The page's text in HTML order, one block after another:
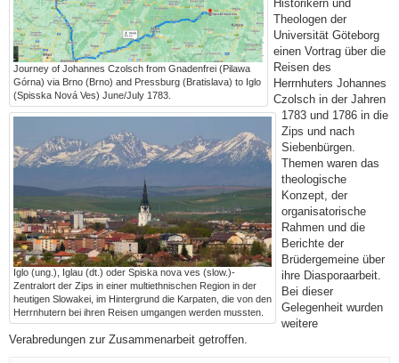
Journey of Johannes Czolsch from Gnadenfrei (Pilawa
Górna) via Brno (Brno) and Pressburg (Bratislava) to Iglo
(Spisska Nová Ves) June/July 1783.
Iglo (ung.), Iglau (dt.) oder Spiska nova ves (slow.)-
Zentralort der Zips in einer multiethnischen Region in der
heutigen Slowakei, im Hintergrund die Karpaten, die von den
Herrnhutern bei ihren Reisen umgangen werden mussten.
Historikern und
Theologen der
Universität Göteborg
einen Vortrag über die
Reisen des
Herrnhuters Johannes
Czolsch in der Jahren
1783 und 1786 in die
Zips und nach
Siebenbürgen.
Themen waren das
theologische
Konzept, der
organisatorische
Rahmen und die
Berichte der
Brüdergemeine über
ihre Diasporaarbeit.
Bei dieser
Gelegenheit wurden
weitere
Verabredungen zur Zusammenarbeit getroffen.